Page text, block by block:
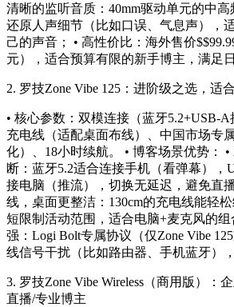
清晰的监听音质：40mm驱动单元的中
还原人声细节（比如口误、气息声），
己的声音； • 高性价比：海外售价
元），适合预算有限的新手博主，满足
2. 罗技Zone Vibe 125：进阶级之选，适
• 核心参数：双模连接（蓝牙5.2+USB-A
充电线（适配桌面布线）、中国市场专
化）、18小时续航。 • 博客场景优势：
断：蓝牙5.2适合连接手机（看弹幕），
接电脑（推流），切换无延迟，避免直
线，桌面更整洁：130cm的充电线能轻
短限制活动范围，适合电脑+麦克风的组
强：Logi Bolt专属协议（仅Zone Vibe
线信号干扰（比如路由器、手机蓝牙）
3. 罗技Zone Vibe Wireless（商用版）：
直播/专业博主